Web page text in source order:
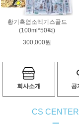
황기흑염소엑기스골드
(100ml*50팩)
300,000원
회사소개 공
CS CENTER
ㅡ